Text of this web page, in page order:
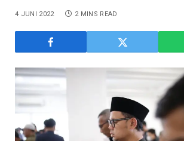
4 JUNI 2022 2 MINS READ